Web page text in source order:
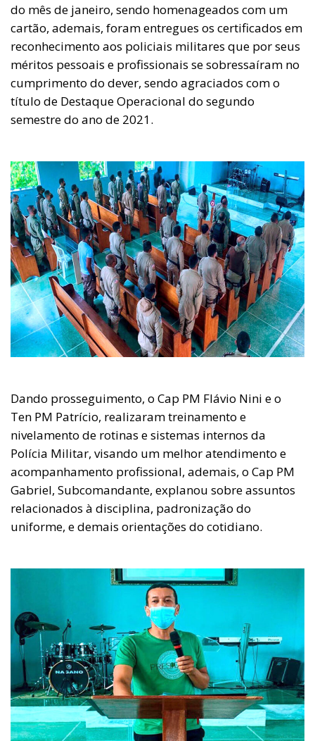
do mês de janeiro, sendo homenageados com um
cartão, ademais, foram entregues os certificados em
reconhecimento aos policiais militares que por seus
méritos pessoais e profissionais se sobressaíram no
cumprimento do dever, sendo agraciados com o
título de Destaque Operacional do segundo
semestre do ano de 2021.
Dando prosseguimento, o Cap PM Flávio Nini e o
Ten PM Patrício, realizaram treinamento e
nivelamento de rotinas e sistemas internos da
Polícia Militar, visando um melhor atendimento e
acompanhamento profissional, ademais, o Cap PM
Gabriel, Subcomandante, explanou sobre assuntos
relacionados à disciplina, padronização do
uniforme, e demais orientações do cotidiano.